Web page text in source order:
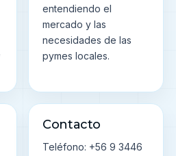
entendiendo el
mercado y las
necesidades de las
pymes locales.
Contacto
Teléfono: +56 9 3446